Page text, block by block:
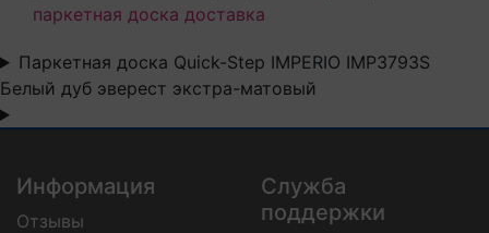
паркетная доска доставка
Паркетная доска Quick-Step IMPERIO IMP3793S
Белый дуб эверест экстра-матовый
Информация
Отзывы
Служба
поддержки